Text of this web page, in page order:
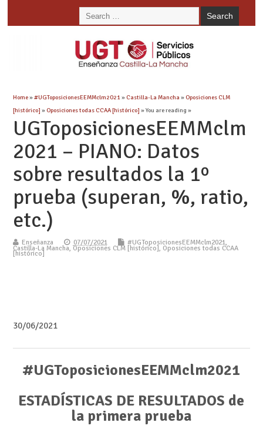
Home»#UGToposicionesEEMMclm2021» Castilla-La Mancha » Oposiciones CLM
[histórico] » Oposiciones todas CCAA [histórico] » You are reading »
UGToposicionesEEMMclm
2021 – PIANO: Datos
sobre resultados la 1º
prueba (superan, %, ratio,
etc.)
Enseñanza 07/07/2021 #UGToposicionesEEMMclm2021,
Castilla-La Mancha, Oposiciones CLM [histórico], Oposiciones todas CCAA
[histórico]
30/06/2021
#UGToposicionesEEMMclm2021
ESTADÍSTICAS DE RESULTADOS de
la primera prueba